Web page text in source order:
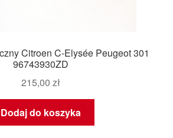
Citroen C-Elysée Peugeot 301
96743930ZD
215,00 zł
Dodaj do koszyka